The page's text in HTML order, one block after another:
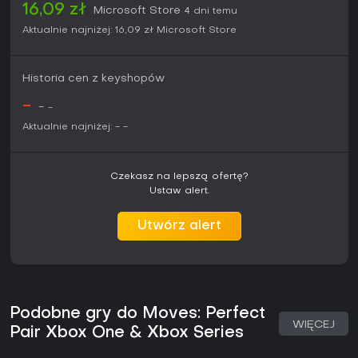
punktów gamerscore oraz brak sezonowych aktualizacji
głównie do fanów minimalistycznych łamigłówek logicznych,
16,09 zł Microsoft Store 4 dni temu
Aktualnie najniżej: 16,09 zł Microsoft Store
Historia cen z keyshopów
- - -
Aktualnie najniżej: - -
Czekasz na lepszą ofertę?
Ustaw alert.
Utwórz alert
Podobne gry do Moves: Perfect
Pair Xbox One & Xbox Series
WIĘCEJ